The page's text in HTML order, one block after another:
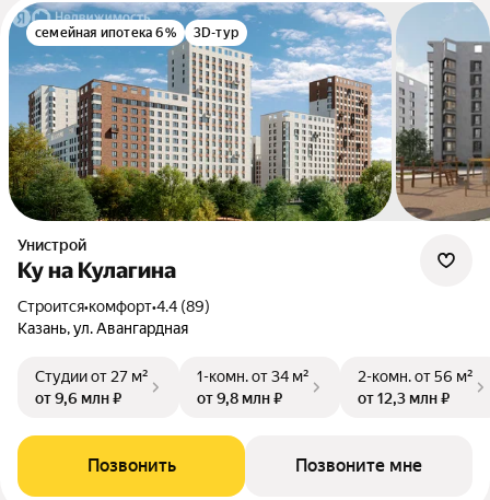
семейная ипотека 6% 3D-тур
Унистрой
Ку на Кулагина
Строится•комфорт•4.4 (89)
Казань, ул. Авангардная
Студииот 27 м²
от 9,6 млн ₽
1-комн.от 34 м²
от 9,8 млн ₽
2-комн.от 56 м²
от 12,3 млн ₽
Позвонить Позвоните мне